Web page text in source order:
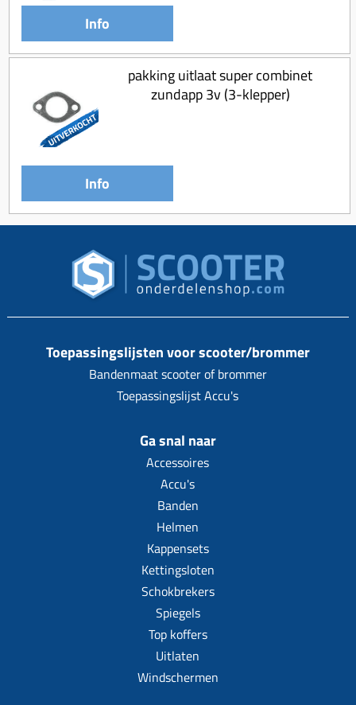
Info
pakking uitlaat super combinet
zundapp 3v (3-klepper)
Info
Toepassingslijsten voor scooter/brommer
Bandenmaat scooter of brommer
Toepassingslijst Accu's
Ga snal naar
Accessoires
Accu's
Banden
Helmen
Kappensets
Kettingsloten
Schokbrekers
Spiegels
Top koffers
Uitlaten
Windschermen